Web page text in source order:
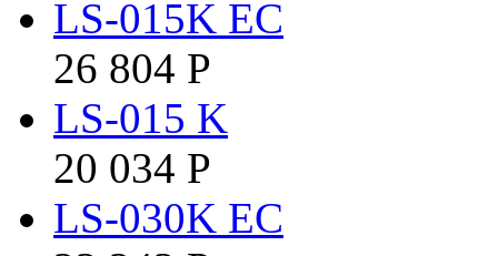
LS-015K EC
26 804 Р
LS-015 K
20 034 Р
LS-030K EC